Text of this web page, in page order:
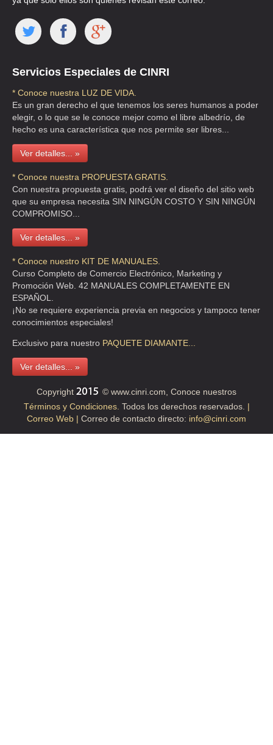
Servicios Especiales de CINRI
* Conoce nuestra LUZ DE VIDA.
Es un gran derecho el que tenemos los seres humanos a poder
elegir, o lo que se le conoce mejor como el libre albedrío, de
hecho es una característica que nos permite ser libres...
Ver detalles... »
* Conoce nuestra PROPUESTA GRATIS.
Con nuestra propuesta gratis, podrá ver el diseño del sitio web
que su empresa necesita SIN NINGÚN COSTO Y SIN NINGÚN
COMPROMISO...
Ver detalles... »
* Conoce nuestro KIT DE MANUALES.
Curso Completo de Comercio Electrónico, Marketing y
Promoción Web. 42 MANUALES COMPLETAMENTE EN
ESPAÑOL.
¡No se requiere experiencia previa en negocios y tampoco tener
conocimientos especiales!
Exclusivo para nuestro PAQUETE DIAMANTE...
Ver detalles... »
Copyright
© www.cinri.com, Conoce nuestros
Términos y Condiciones. Todos los derechos reservados. |
Correo Web | Correo de contacto directo: info@cinri.com